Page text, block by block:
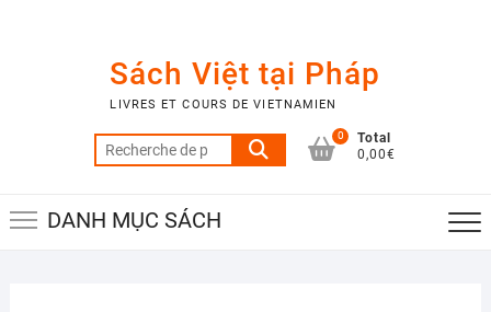
Sách Việt tại Pháp
LIVRES ET COURS DE VIETNAMIEN
Recherche
pour :
0
Total
0,00€
DANH MỤC SÁCH